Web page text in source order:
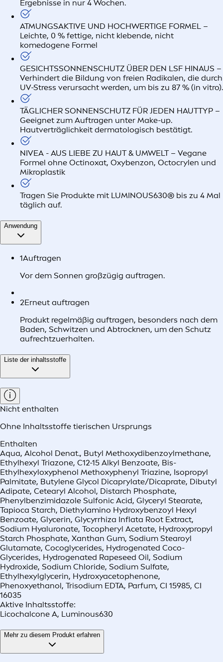
Ergebnisse in nur 4 Wochen.
ATMUNGSAKTIVE UND HOCHWERTIGE FORMEL –
Leichte, 0 % fettige, nicht klebende, nicht
komedogene Formel
GESICHTSSONNENSCHUTZ ÜBER DEN LSF HINAUS –
Verhindert die Bildung von freien Radikalen, die durch
UV-Stress verursacht werden, um bis zu 87 % (in vitro).
TÄGLICHER SONNENSCHUTZ FÜR JEDEN HAUTTYP –
Geeignet zum Auftragen unter Make-up.
Hautverträglichkeit dermatologisch bestätigt.
NIVEA - AUS LIEBE ZU HAUT & UMWELT – Vegane
Formel ohne Octinoxat, Oxybenzon, Octocrylen und
Mikroplastik
Tragen Sie Produkte mit LUMINOUS630® bis zu 4 Mal
täglich auf.
Anwendung
1Auftragen
Vor dem Sonnen großzügig auftragen.
2Erneut auftragen
Produkt regelmäßig auftragen, besonders nach dem
Baden, Schwitzen und Abtrocknen, um den Schutz
aufrechtzuerhalten.
Liste der inhaltsstoffe
Nicht enthalten
Ohne Inhaltsstoffe tierischen Ursprungs
Enthalten
Aqua, Alcohol Denat., Butyl Methoxydibenzoylmethane,
Ethylhexyl Triazone, C12-15 Alkyl Benzoate, Bis-
Ethylhexyloxyphenol Methoxyphenyl Triazine, Isopropyl
Palmitate, Butylene Glycol Dicaprylate/Dicaprate, Dibutyl
Adipate, Cetearyl Alcohol, Distarch Phosphate,
Phenylbenzimidazole Sulfonic Acid, Glyceryl Stearate,
Tapioca Starch, Diethylamino Hydroxybenzoyl Hexyl
Benzoate, Glycerin, Glycyrrhiza Inflata Root Extract,
Sodium Hyaluronate, Tocopheryl Acetate, Hydroxypropyl
Starch Phosphate, Xanthan Gum, Sodium Stearoyl
Glutamate, Cocoglycerides, Hydrogenated Coco-
Glycerides, Hydrogenated Rapeseed Oil, Sodium
Hydroxide, Sodium Chloride, Sodium Sulfate,
Ethylhexylglycerin, Hydroxyacetophenone,
Phenoxyethanol, Trisodium EDTA, Parfum, CI 15985, CI
16035
Aktive Inhaltsstoffe:
Licochalcone A, Luminous630
Mehr zu diesem Produkt erfahren